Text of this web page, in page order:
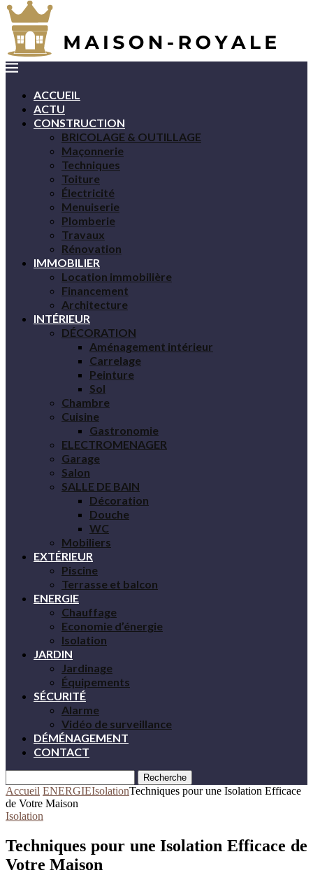
ACCUEIL
ACTU
CONSTRUCTION
BRICOLAGE & OUTILLAGE
Maçonnerie
Techniques
Toiture
Électricité
Menuiserie
Plomberie
Travaux
Rénovation
IMMOBILIER
Location immobilière
Financement
Architecture
INTÉRIEUR
DÉCORATION
Aménagement intérieur
Carrelage
Peinture
Sol
Chambre
Cuisine
Gastronomie
ELECTROMENAGER
Garage
Salon
SALLE DE BAIN
Décoration
Douche
WC
Mobiliers
EXTÉRIEUR
Piscine
Terrasse et balcon
ENERGIE
Chauffage
Economie d’énergie
Isolation
JARDIN
Jardinage
Équipements
SÉCURITÉ
Alarme
Vidéo de surveillance
DÉMÉNAGEMENT
CONTACT
Recherche
Accueil ENERGIEIsolationTechniques pour une Isolation Efficace
de Votre Maison
Isolation
Techniques pour une Isolation Efficace de
Votre Maison